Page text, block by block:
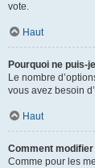
vote.
Haut
Pourquoi ne puis-
Le nombre
vous avez besoin
Haut
Comment
Comme pour les